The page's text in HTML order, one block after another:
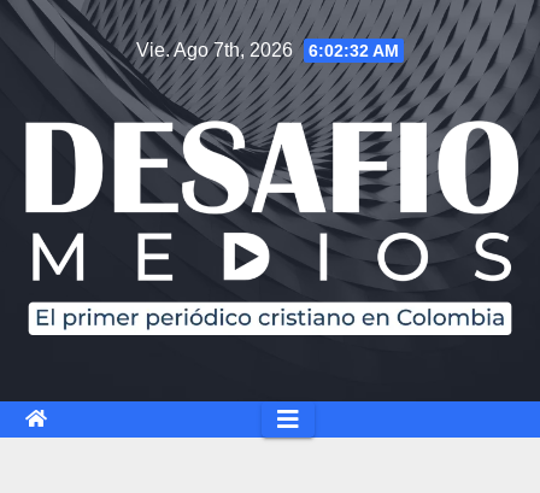
Saltar
contenido
Vie. Ago 7th, 2026 6:02:32 AM